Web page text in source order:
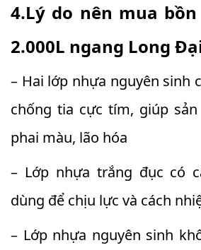
4.Lý do nên mua
2.000L ngang Long
– Hai lớp nhựa nguyên sinh
chống tia cực tím, giúp
phai màu, lão hóa
– Lớp nhựa trắng đục có
dùng để chịu lực và cách
– Lớp nhựa nguyên sinh